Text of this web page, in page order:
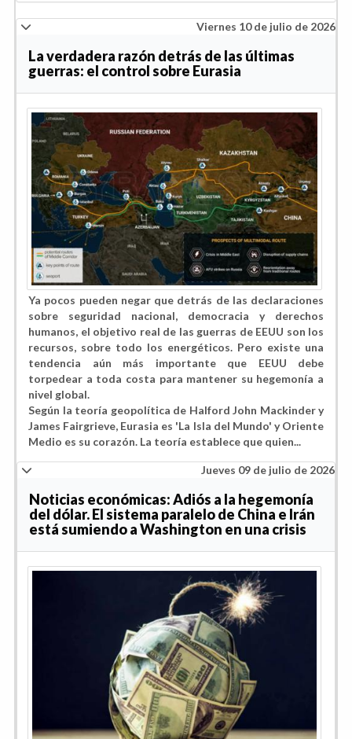
Viernes 10 de julio de 2026
La verdadera razón detrás de las últimas
guerras: el control sobre Eurasia
Ya pocos pueden negar que detrás de las declaraciones
sobre seguridad nacional, democracia y derechos
humanos, el objetivo real de las guerras de EEUU son los
recursos, sobre todo los energéticos. Pero existe una
tendencia aún más importante que EEUU debe
torpedear a toda costa para mantener su hegemonía a
nivel global.
Según la teoría geopolítica de Halford John Mackinder y
James Fairgrieve, Eurasia es 'La Isla del Mundo' y Oriente
Medio es su corazón. La teoría establece que quien...
Jueves 09 de julio de 2026
Noticias económicas: Adiós a la hegemonía
del dólar. El sistema paralelo de China e Irán
está sumiendo a Washington en una crisis